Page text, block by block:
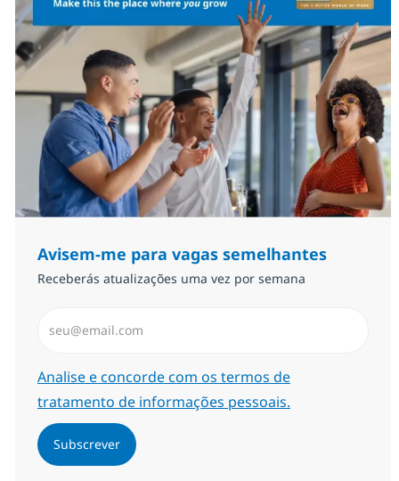
Avisem-me para vagas semelhantes
Receberás atualizações uma vez por semana
Required
Analise e concorde com os termos de
tratamento de informações pessoais.
Subscrever